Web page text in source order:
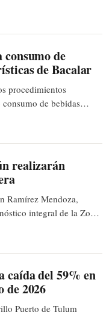
y recuperación de
según 24 Horas QR.
de
de Bacalar
procedimientos
de bebidas
realizarán
Ramírez Mendoza,
integral de la Zona
turística en el
caída del 59% en
de 2026
Puerto de Tulum